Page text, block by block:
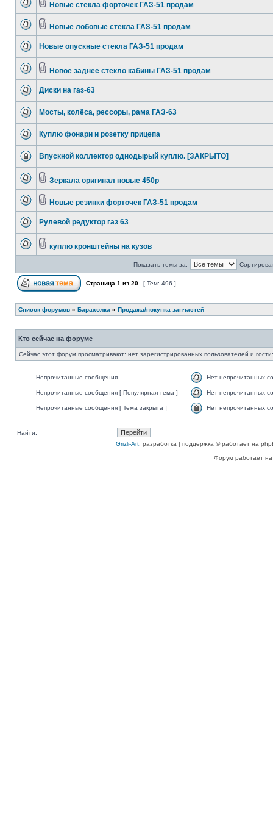
Новые стекла форточек ГАЗ-51 продам
Новые лобовые стекла ГАЗ-51 продам
Новые опускные стекла ГАЗ-51 продам
Новое заднее стекло кабины ГАЗ-51 продам
Диски на газ-63
Мосты, колёса, рессоры, рама ГАЗ-63
Куплю фонари и розетку прицепа
Впускной коллектор однодырый куплю. [ЗАКРЫТО]
Зеркала оригинал новые 450р
Новые резинки форточек ГАЗ-51 продам
Рулевой редуктор газ 63
куплю кронштейны на кузов
Показать темы за:
Страница 1 из 20 [ Тем: 496 ]
Список форумов » Барахолка » Продажа/покупка запчастей
Кто сейчас на форуме
Сейчас этот форум просматривают: нет зарегистрированных пользователей и
Непрочитанные сообщения Нет непрочитанных
Непрочитанные сообщения [ Популярная тема ] Нет непрочитанных
Непрочитанные сообщения [ Тема закрыта ] Нет непрочитанных
Найти:
Grizli-Art: разработка | поддержка © работает на
Форум работает